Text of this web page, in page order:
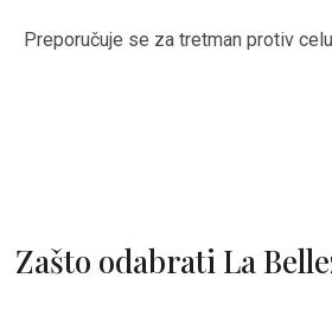
Preporučuje se za tretman protiv
Zašto odabrati La